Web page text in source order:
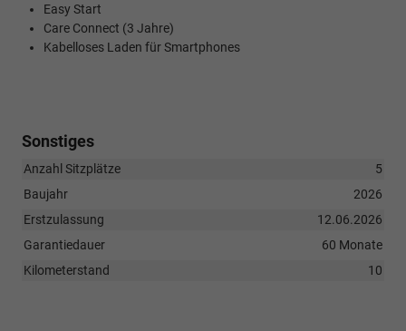
Easy Start
Care Connect (3 Jahre)
Kabelloses Laden für Smartphones
Sonstiges
Anzahl Sitzplätze
5
Baujahr
2026
Erstzulassung
12.06.2026
Garantiedauer
60 Monate
Kilometerstand
10